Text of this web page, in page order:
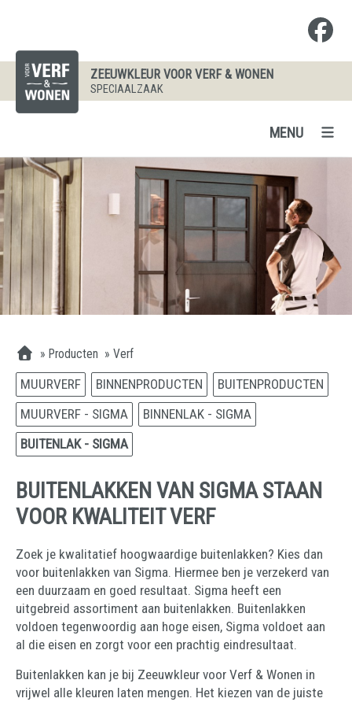
ZEEUWKLEUR VOOR VERF & WONEN
SPECIAALZAAK
MENU
» Producten »Verf
MUURVERF BINNENPRODUCTEN
BUITENPRODUCTEN
MUURVERF - SIGMA
BINNENLAK - SIGMA
BUITENLAK - SIGMA
BUITENLAKKEN VAN SIGMA STAAN
VOOR KWALITEIT VERF
Zoek je kwalitatief hoogwaardige buitenlakken? Kies dan
voor buitenlakken van Sigma. Hiermee ben je verzekerd van
een duurzaam en goed resultaat. Sigma heeft een
uitgebreid assortiment aan buitenlakken. Buitenlakken
voldoen tegenwoordig aan hoge eisen, Sigma voldoet aan
al die eisen en zorgt voor een prachtig eindresultaat.
Buitenlakken kan je bij Zeeuwkleur voor Verf & Wonen in
vrijwel alle kleuren laten mengen. Het kiezen van de juiste